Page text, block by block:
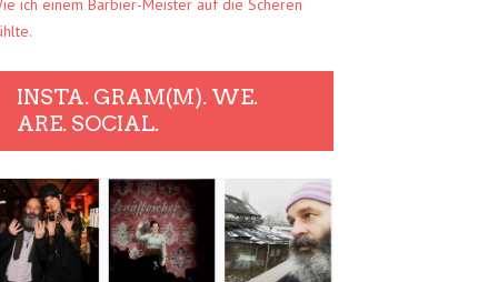
ich einem Barbier-Meister auf die Scheren
INSTA. GRAM(M). WE.
ARE. SOCIAL.